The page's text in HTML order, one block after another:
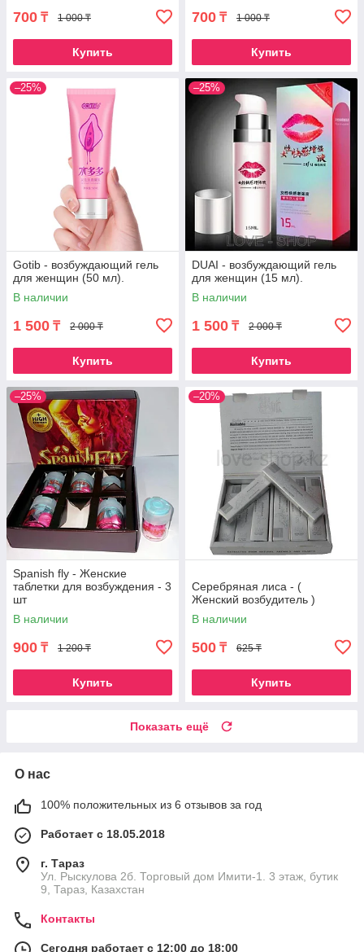
700 ₸ 1 000 ₸
Купить
700 ₸ 1 000 ₸
Купить
–25%
Gotib - возбуждающий гель
для женщин (50 мл).
В наличии
1 500 ₸ 2 000 ₸
Купить
–25%
DUAI - возбуждающий гель
для женщин (15 мл).
В наличии
1 500 ₸ 2 000 ₸
Купить
–25%
Spanish fly - Женские
таблетки для возбуждения - 3
шт
В наличии
900 ₸ 1 200 ₸
Купить
–20%
Серебряная лиса - (
Женский возбудитель )
В наличии
500 ₸ 625 ₸
Купить
Показать ещё
О нас
100% положительных из 6 отзывов за год
Работает с 18.05.2018
г. Тараз
Ул. Рыскулова 2б. Торговый дом Имити-1. 3 этаж, бутик
9, Тараз, Казахстан
Контакты
Сегодня работает с 12:00 до 18:00